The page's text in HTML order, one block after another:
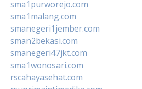
sma1purworejo.com
sma1malang.com
smanegeri1jember.com
sman2bekasi.com
smanegeri47jkt.com
sma1wonosari.com
rscahayasehat.com